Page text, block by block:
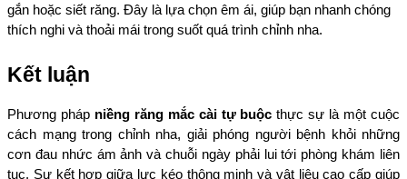
gắn hoặc siết răng. Đây là lựa chọn êm ái, giúp bạn nhanh chóng
thích nghi và thoải mái trong suốt quá trình chỉnh nha.
Kết luận
Phương pháp niềng răng mắc cài tự buộc thực sự là một cuộc
cách mạng trong chỉnh nha, giải phóng người bệnh khỏi những
cơn đau nhức ám ảnh và chuỗi ngày phải lui tới phòng khám liên
tục. Sự kết hợp giữa lực kéo thông minh và vật liệu cao cấp giúp